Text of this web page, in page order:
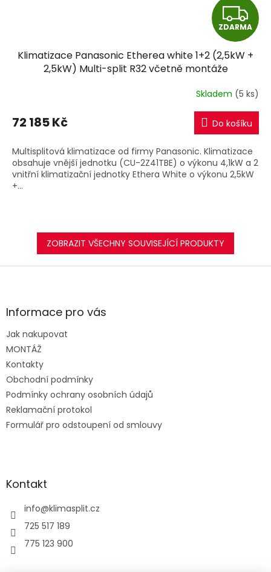
Z
D
A
R
M
A
ZDARMA
Klimatizace Panasonic Etherea white 1+2 (2,5kW +
2,5kW) Multi-split R32 včetně montáže
Skladem (5 ks)
72 185 Kč Do košíku
Multisplitová klimatizace od firmy Panasonic. Klimatizace
obsahuje vnější jednotku (CU-2Z41TBE) o výkonu 4,1kW a 2
vnitřní klimatizační jednotky Ethera White o výkonu 2,5kW
+...
ZOBRAZIT VŠECHNY SOUVISEJÍCÍ PRODUKTY
Z
aInformace pro vás
Jak nakupovat
MONTÁŽ
Kontakty
Obchodní podmínky
Podmínky ochrany osobních údajů
Reklamační protokol
Formulář pro odstoupení od smlouvy
Kontakt
info@klimasplit.cz
725 517 189
775 123 900